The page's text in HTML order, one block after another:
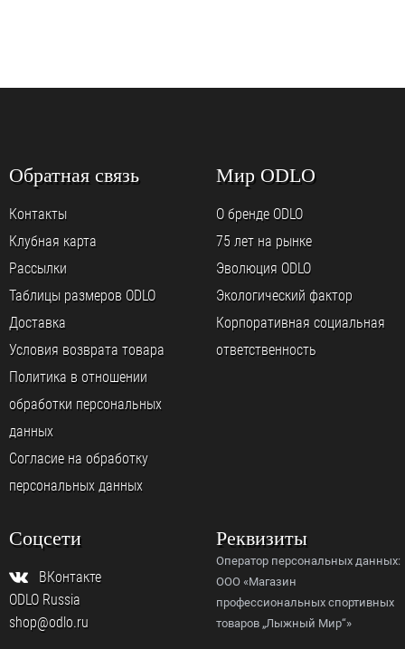
Обратная связь
Контакты
Клубная карта
Рассылки
Таблицы размеров ODLO
Доставка
Условия возврата товара
Политика в отношении
обработки персональных
данных
Согласие на обработку
персональных данных
Мир ODLO
О бренде ODLO
75 лет на рынке
Эволюция ODLO
Экологический фактор
Корпоративная социальная
ответственность
Соцсети
ВКонтакте
ODLO Russia
shop@odlo.ru
Реквизиты
Оператор персональных данных:
ООО «Магазин
профессиональных спортивных
товаров „Лыжный Мир“»